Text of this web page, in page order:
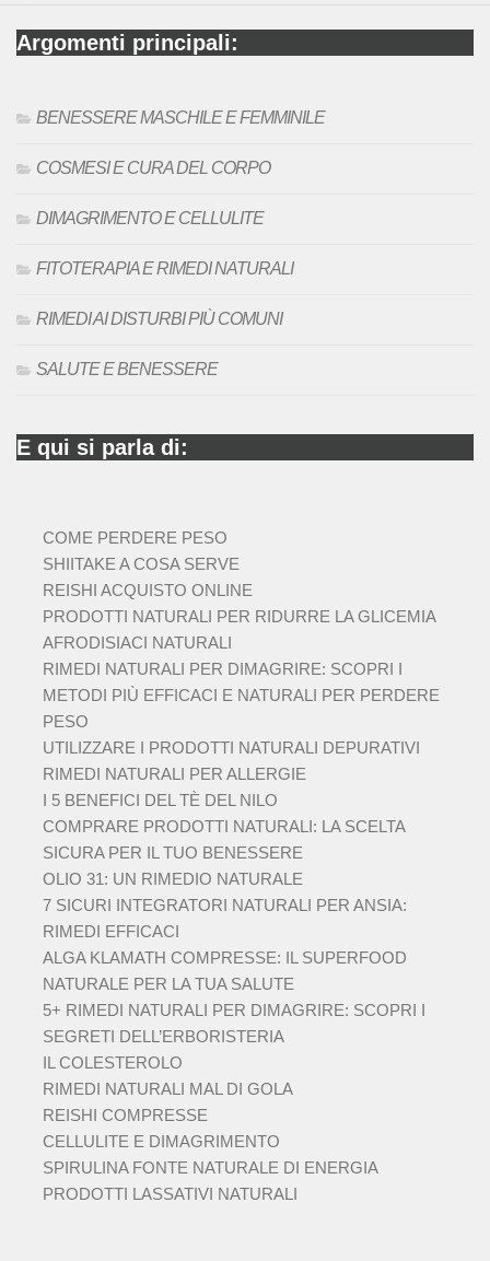
Argomenti principali:
BENESSERE MASCHILE E FEMMINILE
COSMESI E CURA DEL CORPO
DIMAGRIMENTO E CELLULITE
FITOTERAPIA E RIMEDI NATURALI
RIMEDI AI DISTURBI PIÙ COMUNI
SALUTE E BENESSERE
E qui si parla di:
COME PERDERE PESO
SHIITAKE A COSA SERVE
REISHI ACQUISTO ONLINE
PRODOTTI NATURALI PER RIDURRE LA GLICEMIA
AFRODISIACI NATURALI
RIMEDI NATURALI PER DIMAGRIRE: SCOPRI I
METODI PIÙ EFFICACI E NATURALI PER PERDERE
PESO
UTILIZZARE I PRODOTTI NATURALI DEPURATIVI
RIMEDI NATURALI PER ALLERGIE
I 5 BENEFICI DEL TÈ DEL NILO
COMPRARE PRODOTTI NATURALI: LA SCELTA
SICURA PER IL TUO BENESSERE
OLIO 31: UN RIMEDIO NATURALE
7 SICURI INTEGRATORI NATURALI PER ANSIA:
RIMEDI EFFICACI
ALGA KLAMATH COMPRESSE: IL SUPERFOOD
NATURALE PER LA TUA SALUTE
5+ RIMEDI NATURALI PER DIMAGRIRE: SCOPRI I
SEGRETI DELL’ERBORISTERIA
IL COLESTEROLO
RIMEDI NATURALI MAL DI GOLA
REISHI COMPRESSE
CELLULITE E DIMAGRIMENTO
SPIRULINA FONTE NATURALE DI ENERGIA
PRODOTTI LASSATIVI NATURALI